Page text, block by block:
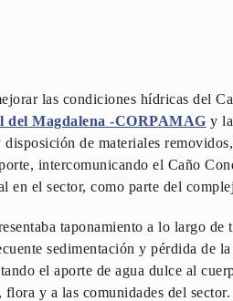
las condiciones hídricas del
del Magdalena -CORPAMAG y
de materiales
intercomunicando el Caño
en el sector, como parte del
taponamiento a lo largo
sedimentación y pérdida de
el aporte de agua dulce al
y a las comunidades del sector.